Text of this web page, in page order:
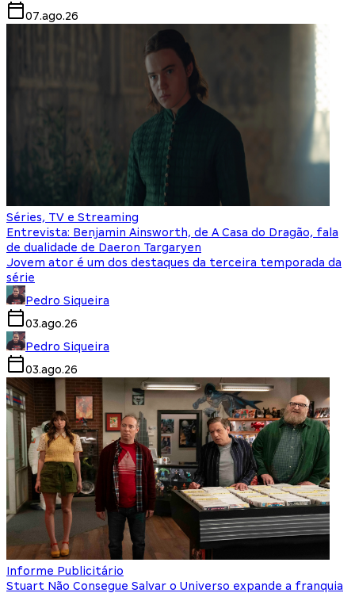
07.ago.26
Séries, TV e Streaming
Entrevista: Benjamin Ainsworth, de A Casa do Dragão, fala
de dualidade de Daeron Targaryen
Jovem ator é um dos destaques da terceira temporada da
série
Pedro Siqueira
03.ago.26
Pedro Siqueira
03.ago.26
Informe Publicitário
Stuart Não Consegue Salvar o Universo expande a franquia